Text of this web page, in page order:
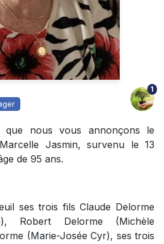
1
que nous vous annonçons le
Jasmin, survenu le 13
de 95 ans.
ses trois fils Claude Delorme
Robert Delorme (Michèle
(Marie-Josée Cyr), ses trois